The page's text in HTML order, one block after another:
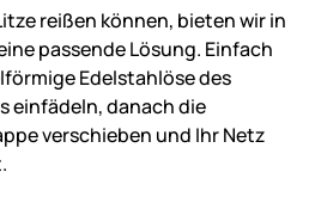
reißen können, bieten wir in
passende Lösung. Einfach
Edelstahlöse des
einfädeln, danach die
verschieben und Ihr Netz